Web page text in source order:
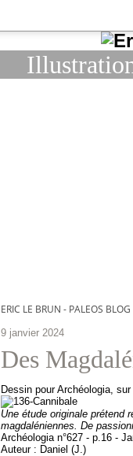
ERIC LE BRUN - PALEOS BLOG
9 janvier 2024
Des
Dessin pour Archéologia,
Une étude originale prétend
magdaléniennes. De
Archéologia n°627 - p.16 -
Auteur : Daniel (J.)